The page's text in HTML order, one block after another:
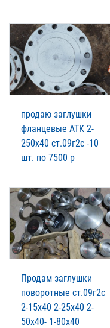
продаю заглушки
фланцевые АТК 2-
250х40 ст.09г2с -10
шт. по 7500 р
Продам заглушки
поворотные ст.09г2с
2-15х40 2-25х40 2-
50х40- 1-80х40